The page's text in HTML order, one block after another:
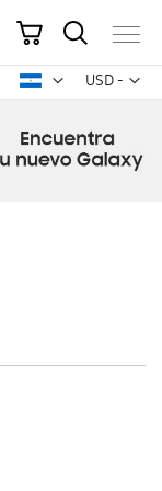
USD -
dólar
Mi carrito